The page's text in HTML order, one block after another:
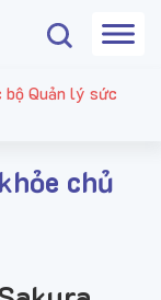
bộ Quản lý sức
chủ